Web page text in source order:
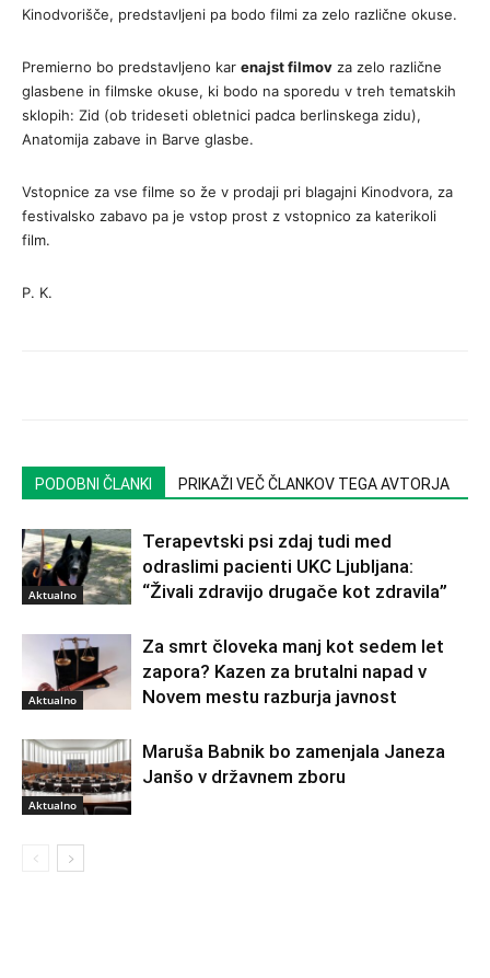
Kinodvorišče, predstavljeni pa bodo filmi za zelo različne okuse.
Premierno bo predstavljeno kar enajst filmov za zelo različne
glasbene in filmske okuse, ki bodo na sporedu v treh tematskih
sklopih: Zid (ob trideseti obletnici padca berlinskega zidu),
Anatomija zabave in Barve glasbe.
Vstopnice za vse filme so že v prodaji pri blagajni Kinodvora, za
festivalsko zabavo pa je vstop prost z vstopnico za katerikoli
film.
P. K.
PODOBNI ČLANKI PRIKAŽI VEČ ČLANKOV TEGA AVTORJA
Aktualno
Terapevtski psi zdaj tudi med
odraslimi pacienti UKC Ljubljana:
“Živali zdravijo drugače kot zdravila”
Aktualno
Za smrt človeka manj kot sedem let
zapora? Kazen za brutalni napad v
Novem mestu razburja javnost
Aktualno
Maruša Babnik bo zamenjala Janeza
Janšo v državnem zboru